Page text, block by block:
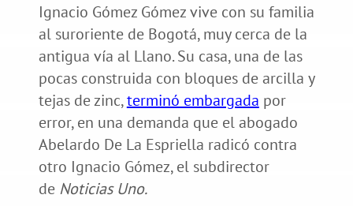
Ignacio Gómez Gómez vive con su familia
al suroriente de Bogotá, muy cerca de la
antigua vía al Llano. Su casa, una de las
pocas construida con bloques de arcilla y
tejas de zinc,terminó embargada por
error, en una demanda que el abogado
Abelardo De La Espriella radicó contra
otro Ignacio Gómez, el subdirector
de Noticias Uno.